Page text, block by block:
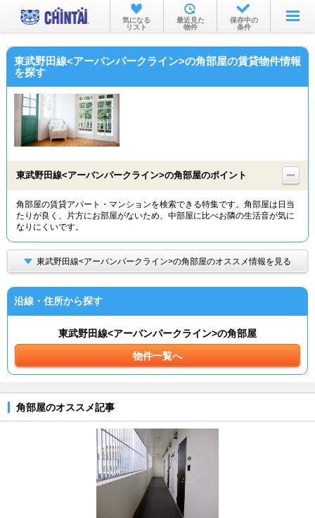
お部屋を探す
沿線・駅から
不動産会社から
TOP
気になる
リスト
最近見た
物件
保存中の
条件
東武野田線<アーバンパークライン>の角部屋の賃貸物件情報
を探す
東武野田線<アーバンパークライン>の角部屋のポイント
角部屋の賃貸アパート・マンションを検索できる特集です。角部屋は日当
たりが良く、片方にお部屋がないため、中部屋に比べお隣の生活音が気に
なりにくいです。
東武野田線<アーバンパークライン>の角部屋のオススメ情報を見る
沿線・住所から探す
東武野田線<アーバンパークライン>の角部屋
物件一覧へ
角部屋のオススメ記事